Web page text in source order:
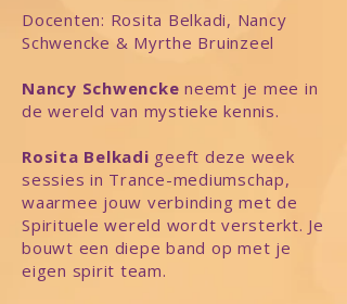
Docenten: Rosita Belkadi, Nancy
Schwencke & Myrthe Bruinzeel
Nancy Schwencke neemt je mee in
de wereld van mystieke kennis.
Rosita Belkadi geeft deze week
sessies in Trance-mediumschap,
waarmee jouw verbinding met de
Spirituele wereld wordt versterkt. Je
bouwt een diepe band op met je
eigen spirit team.